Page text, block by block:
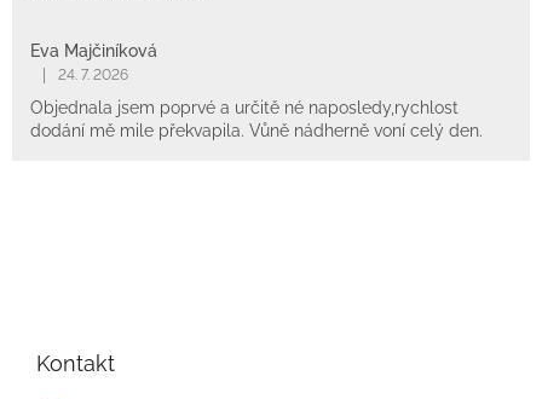
Eva Majčiníková
24. 7. 2026
Objednala jsem poprvé a určitě né naposledy,rychlost
dodání mě mile překvapila. Vůně nádherně voní celý den.
Kontakt